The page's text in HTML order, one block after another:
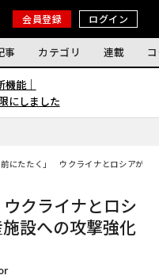
会員登録 ログイン
事 カテゴリ 連載
能｜
にしました
前にたたく」 ウクライナとロシアが互
クライナとロシ
設への攻撃強化